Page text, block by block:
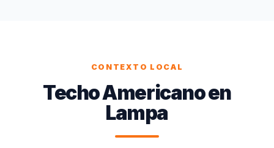
CONTEXTO LOCAL
Techo Americano en
Lampa